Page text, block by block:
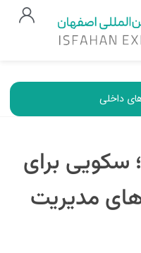
های داخلی
سکویی برای
مدیریت